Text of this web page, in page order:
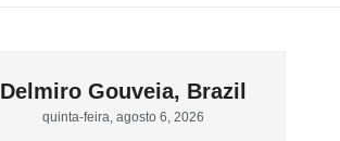
Delmiro Gouveia, Brazil
quinta-feira, agosto 6, 2026